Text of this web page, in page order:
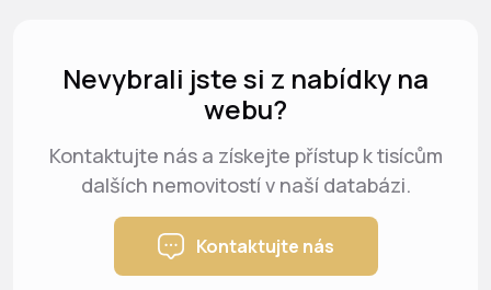
Nevybrali jste si z nabídky na
webu?
Kontaktujte nás a získejte přístup k tisícům
dalších nemovitostí v naší databázi.
Kontaktujte nás